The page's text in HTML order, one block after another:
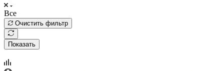
Все
Очистить фильтр
Показать